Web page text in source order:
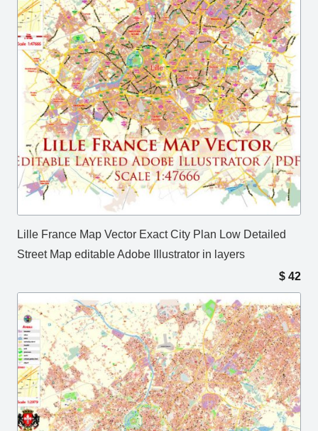
Lille France Map Vector Exact City Plan Low Detailed
Street Map editable Adobe Illustrator in layers
$ 42